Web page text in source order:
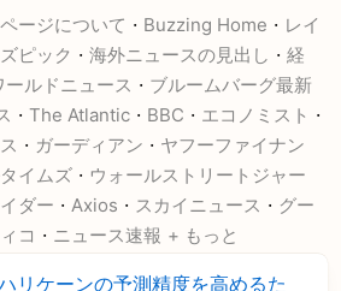
ージについて · Buzzing Home · レイ
ピック · 海外ニュースの見出し · 経
ルドニュース · ブルームバーグ最新
· The Atlantic · BBC · エコノミスト ·
· ガーディアン · ヤフーファイナン
イムズ · ウォールストリートジャー
ダー · Axios · スカイニュース · グー
コ · ニュース速報 + もっと
リケーンの予測精度を高めるた